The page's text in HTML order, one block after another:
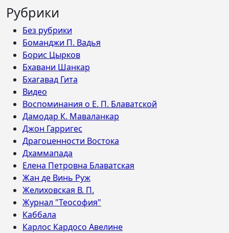
Рубрики
Без рубрики
Боманджи П. Вадья
Борис Цырков
Бхавани Шанкар
Бхагавад Гита
Видео
Воспоминания о Е. П. Блаватской
Дамодар К. Маваланкар
Джон Гарригес
Драгоценности Востока
Дхаммапада
Елена Петровна Блаватская
Жан де Винь Руж
Желиховская В. П.
Журнал "Теософия"
Каббала
Карлос Кардосо Авелине